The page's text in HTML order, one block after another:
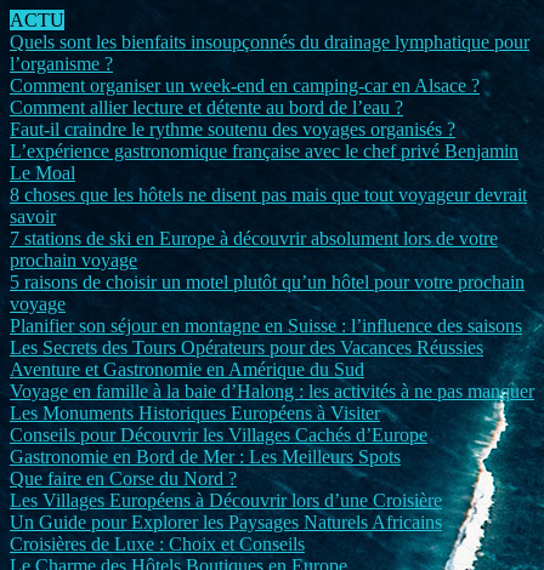
ACTU
Quels sont les bienfaits insoupçonnés du drainage lymphatique pour
l’organisme ?
Comment organiser un week-end en camping-car en Alsace ?
Comment allier lecture et détente au bord de l’eau ?
Faut-il craindre le rythme soutenu des voyages organisés ?
L’expérience gastronomique française avec le chef privé Benjamin
Le Moal
8 choses que les hôtels ne disent pas mais que tout voyageur devrait
savoir
7 stations de ski en Europe à découvrir absolument lors de votre
prochain voyage
5 raisons de choisir un motel plutôt qu’un hôtel pour votre prochain
voyage
Planifier son séjour en montagne en Suisse : l’influence des saisons
Les Secrets des Tours Opérateurs pour des Vacances Réussies
Aventure et Gastronomie en Amérique du Sud
Voyage en famille à la baie d’Halong : les activités à ne pas manquer
Les Monuments Historiques Européens à Visiter
Conseils pour Découvrir les Villages Cachés d’Europe
Gastronomie en Bord de Mer : Les Meilleurs Spots
Que faire en Corse du Nord ?
Les Villages Européens à Découvrir lors d’une Croisière
Un Guide pour Explorer les Paysages Naturels Africains
Croisières de Luxe : Choix et Conseils
Le Charme des Hôtels Boutiques en Europe